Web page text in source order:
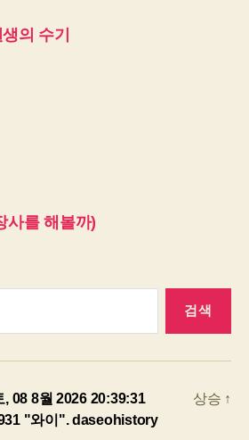
의 수기
사를 해볼까)
08 8월 2026 20:39:31
"와이".daseohistory
상승 ↑